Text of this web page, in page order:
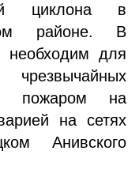
циклона в
районе. В
необходим для
чрезвычайных
пожаром на
на сетях
Анивского